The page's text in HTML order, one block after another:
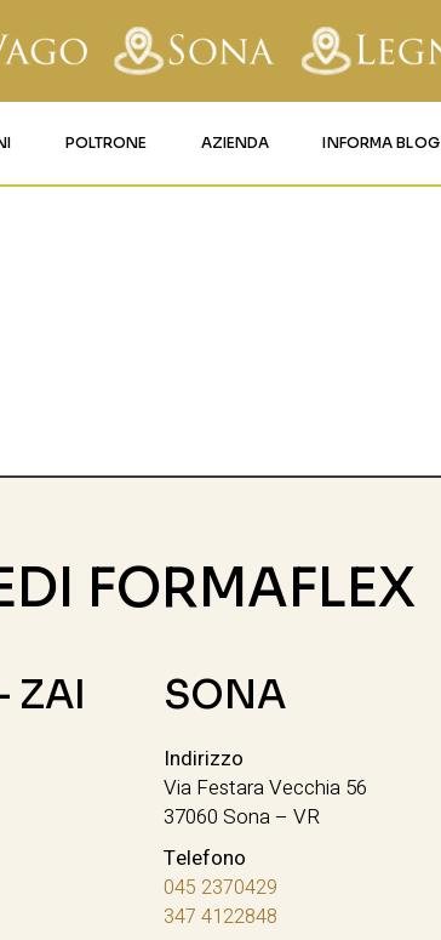
POLTRONE AZIENDA INFORMA BLOG
FORMAFLEX
ZAI SONA
Indirizzo
Via Festara Vecchia 56
37060 Sona – VR
Telefono
045 2370429
347 4122848